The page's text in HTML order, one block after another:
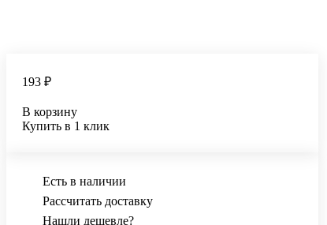
193 ₽
В корзину
Купить в 1 клик
Есть в наличии
Рассчитать доставку
Нашли дешевле?